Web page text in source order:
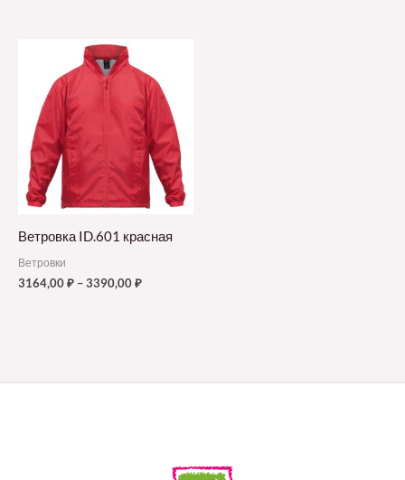
Ветровка ID.601 красная
Ветровки
3164,00₽ –3390,00₽